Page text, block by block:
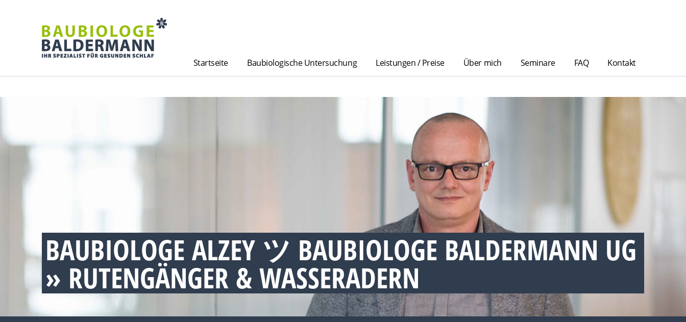
Startseite Baubiologische Untersuchung Leistungen / Preise Über mich Seminare FAQ Kontakt
BAUBIOLOGE ALZEY ツ BAUBIOLOGE BALDERMANN UG
» RUTENGÄNGER & WASSERADERN